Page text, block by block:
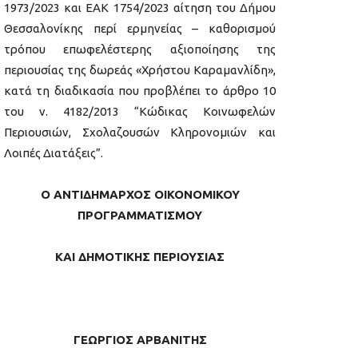
1973/2023 και ΕΑΚ 1754/2023 αίτηση του Δήμου
Θεσσαλονίκης περί ερμηνείας – καθορισμού
τρόπου επωφελέστερης αξιοποίησης της
περιουσίας της δωρεάς «Χρήστου Καραμανλίδη»,
κατά τη διαδικασία που προβλέπει το άρθρο 10
του ν. 4182/2013 “Κώδικας Κοινωφελών
Περιουσιών, Σχολαζουσών Κληρονομιών και
Λοιπές Διατάξεις”.
Ο ΑΝΤΙΔΗΜΑΡΧΟΣ ΟΙΚΟΝΟΜΙΚΟΥ
ΠΡΟΓΡΑΜΜΑΤΙΣΜΟΥ
ΚΑΙ ΔΗΜΟΤΙΚΗΣ ΠΕΡΙΟΥΣΙΑΣ
ΓΕΩΡΓΙΟΣ ΑΡΒΑΝΙΤΗΣ